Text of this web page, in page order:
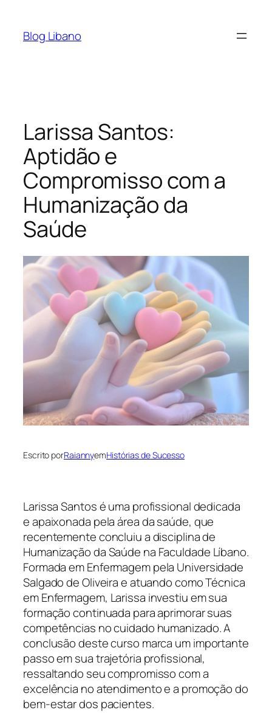
Blog Libano
Larissa Santos:
Aptidão e
Compromisso com a
Humanização da
Saúde
Escrito porRaiannyemHistórias de Sucesso
Larissa Santos é uma profissional dedicada
e apaixonada pela área da saúde, que
recentemente concluiu a disciplina de
Humanização da Saúde na Faculdade Líbano.
Formada em Enfermagem pela Universidade
Salgado de Oliveira e atuando como Técnica
em Enfermagem, Larissa investiu em sua
formação continuada para aprimorar suas
competências no cuidado humanizado. A
conclusão deste curso marca um importante
passo em sua trajetória profissional,
ressaltando seu compromisso com a
excelência no atendimento e a promoção do
bem-estar dos pacientes.